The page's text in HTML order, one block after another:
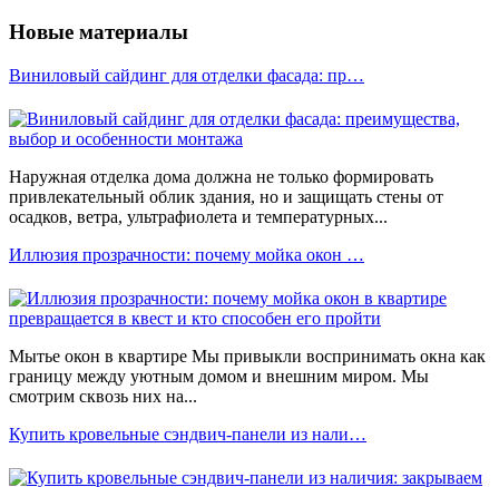
Новые материалы
Виниловый сайдинг для отделки фасада: пр…
Наружная отделка дома должна не только формировать
привлекательный облик здания, но и защищать стены от
осадков, ветра, ультрафиолета и температурных...
Иллюзия прозрачности: почему мойка окон …
Мытье окон в квартире Мы привыкли воспринимать окна как
границу между уютным домом и внешним миром. Мы
смотрим сквозь них на...
Купить кровельные сэндвич-панели из нали…